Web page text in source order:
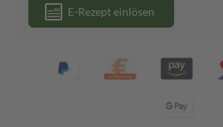
E-Rezept einlösen